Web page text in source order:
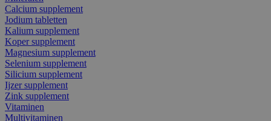
Calcium supplement
Jodium tabletten
Kalium supplement
Koper supplement
Magnesium supplement
Selenium supplement
Silicium supplement
Ijzer supplement
Zink supplement
Vitaminen
Multivitaminen